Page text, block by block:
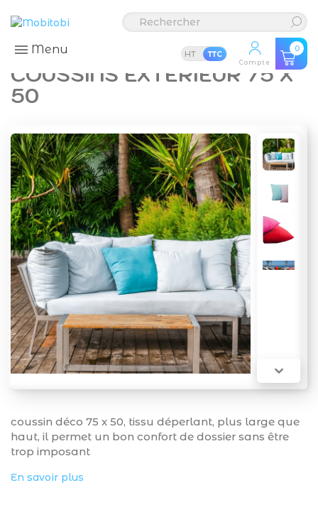
Menu HT TTC
Compte
0
COUSSINS EXTÉRIEUR 75 X
50

coussin déco 75 x 50, tissu déperlant, plus large que
haut, il permet un bon confort de dossier sans être
trop imposant
En savoir plus